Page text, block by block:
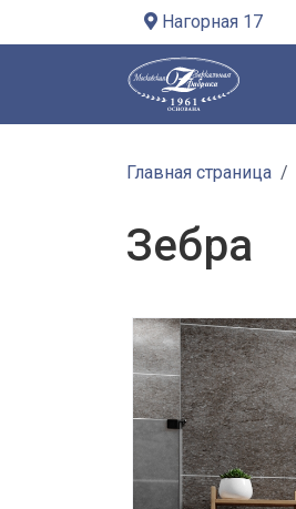
Нагорная 17
Главная страница
Зебра